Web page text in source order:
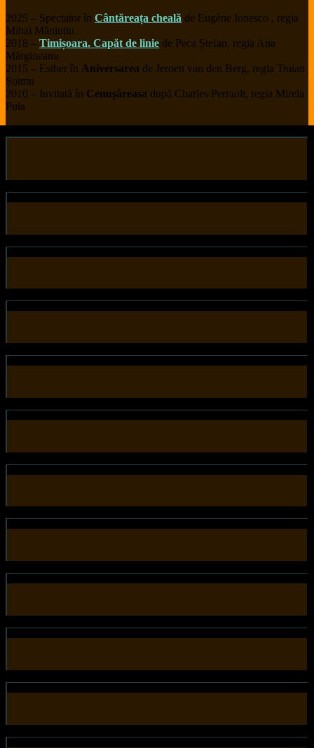
2025 – Spectator în Cântăreața cheală de Eugène Ionesco , regia
Mihai Măniuțiu
2018 – Timișoara. Capăt de linie de Peca Ștefan, regia Ana
Mărgineanu
2015 – Esther în Aniversarea de Jeroen van den Berg, regia Traian
Șoimu
2010 – Invitată în Cenușăreasa după Charles Perrault, regia Mirela
Puia